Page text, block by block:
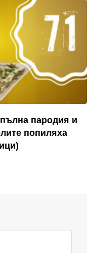
пародия и
попиляха